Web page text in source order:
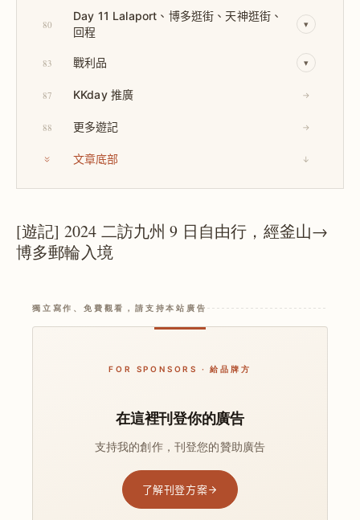
80
Day 11 Lalaport、博多逛街、天神逛街、
回程
▾
83 戰利品 ▾
87 KKday 推廣 →
88 更多遊記 →
文章底部 ↓
[遊記] 2024 二訪九州 9 日自由行，經釜山→
博多郵輪入境
獨立寫作、免費觀看，請支持本站廣告
FOR SPONSORS · 給品牌方
在這裡刊登你的廣告
支持我的創作，刊登您的贊助廣告
了解刊登方案